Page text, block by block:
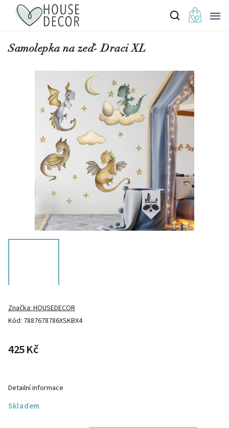
Samolepka na zeď- Draci XL
Kód: 7887678786XSKBX4
Značka:HOUSEDECOR
425 Kč
Skladem
Detailní informace